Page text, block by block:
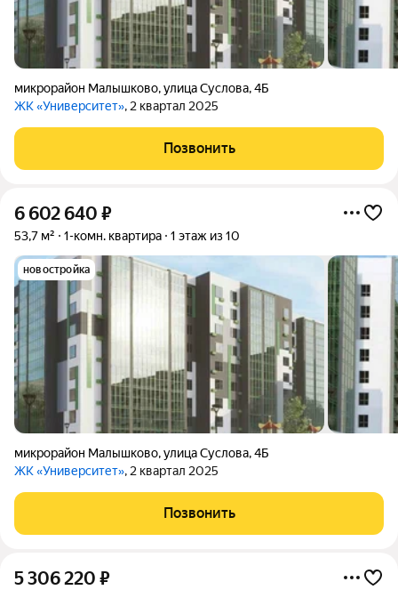
микрорайон Малышково,улица Суслова,4Б
ЖК «Университет», 2 квартал 2025
Позвонить
6 602 640 ₽
53,7 м² 1-комн. квартира 1 этаж из 10
новостройка
микрорайон Малышково,улица Суслова,4Б
ЖК «Университет», 2 квартал 2025
Позвонить
5 306 220 ₽